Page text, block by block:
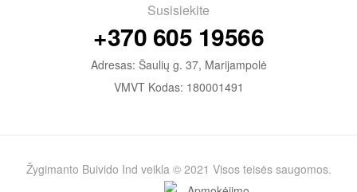
Susisiekite
+370 605 19566
Adresas: Šaulių g. 37, Marijampolė
VMVT Kodas: 180001491
Žygimanto Buivido Ind veikla © 2021 Visos teisės saugomos.